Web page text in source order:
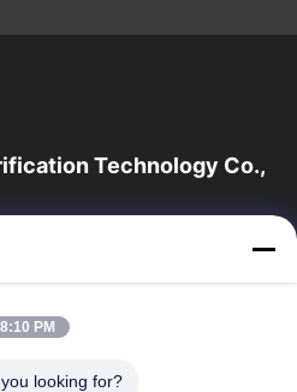
Technology Co.,
Oda ürünlerinin lider üreticisi ve
ESD ve Temiz Oda ekipmanı ve
Ürün:% S
8:10 PM
looking for?